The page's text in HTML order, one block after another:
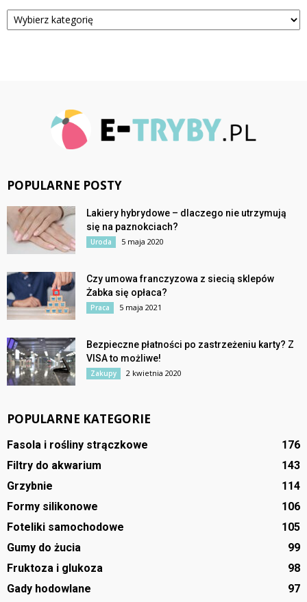
Kategorie
POPULARNE POSTY
Lakiery hybrydowe – dlaczego nie utrzymują
się na paznokciach?
Uroda 5 maja 2020
Czy umowa franczyzowa z siecią sklepów
Żabka się opłaca?
Praca 5 maja 2021
Bezpieczne płatności po zastrzeżeniu karty? Z
VISA to możliwe!
Zakupy 2 kwietnia 2020
POPULARNE KATEGORIE
Fasola i rośliny strączkowe
176
Filtry do akwarium
143
Grzybnie
114
Formy silikonowe
106
Foteliki samochodowe
105
Gumy do żucia
99
Fruktoza i glukoza
98
Gady hodowlane
97